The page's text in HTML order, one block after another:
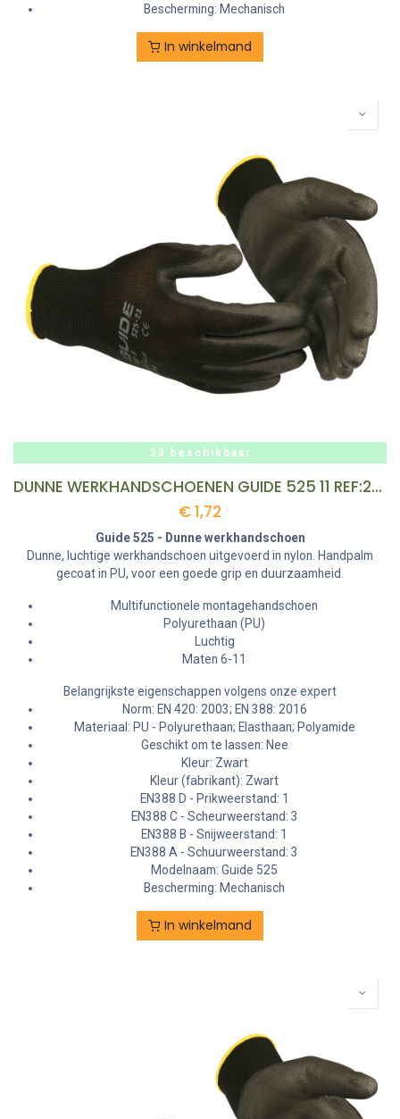
Bescherming: Mechanisch
In winkelmand
33 beschikbaar
DUNNE WERKHANDSCHOENEN GUIDE 525 11 REF:223530890 GUIDE
€1,72
Guide 525 - Dunne werkhandschoen
Dunne, luchtige werkhandschoen uitgevoerd in nylon. Handpalm
gecoat in PU, voor een goede grip en duurzaamheid.
Multifunctionele montagehandschoen
Polyurethaan (PU)
Luchtig
Maten 6-11
Belangrijkste eigenschappen volgens onze expert
Norm: EN 420: 2003; EN 388: 2016
Materiaal: PU - Polyurethaan; Elasthaan; Polyamide
Geschikt om te lassen: Nee
Kleur: Zwart
Kleur (fabrikant): Zwart
EN388 D - Prikweerstand: 1
EN388 C - Scheurweerstand: 3
EN388 B - Snijweerstand: 1
EN388 A - Schuurweerstand: 3
Modelnaam: Guide 525
Bescherming: Mechanisch
In winkelmand